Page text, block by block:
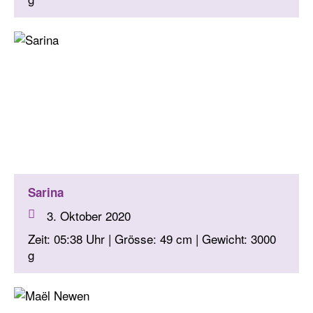
Sarina
3. Oktober 2020
Zeit: 05:38 Uhr | Grösse: 49 cm | Gewicht: 3000
g